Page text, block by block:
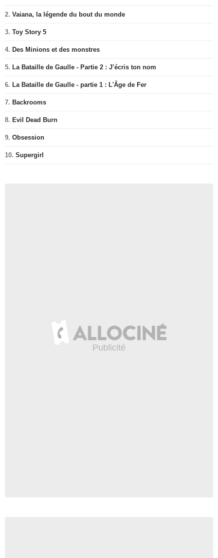
2. Vaiana, la légende du bout du monde
3. Toy Story 5
4. Des Minions et des monstres
5. La Bataille de Gaulle - Partie 2 : J’écris ton nom
6. La Bataille de Gaulle - partie 1 : L'Âge de Fer
7. Backrooms
8. Evil Dead Burn
9. Obsession
10. Supergirl